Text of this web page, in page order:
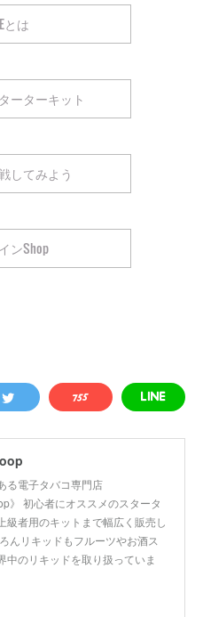
とは
ーターキット
してみよう
ンShop
る電子タバコ専門店
》 初心者にオススメのスタータ
級者用のキットまで幅広く販売し
んリキッドもフルーツやお酒ス
中のリキッドを取り扱っていま